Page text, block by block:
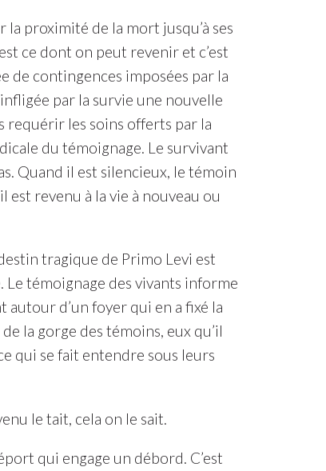
la proximité de la mort jusqu’à ses
ce dont on peut revenir et c’est
de contingences imposées par la
par la survie une nouvelle
requérir les soins offerts par la
du témoignage. Le survivant
Quand il est silencieux, le témoin
est revenu à la vie à nouveau ou
tragique de Primo Levi est
témoignage des vivants informe
autour d’un foyer qui en a fixé la
la gorge des témoins, eux qu’il
qui se fait entendre sous leurs
le tait, cela on le sait.
qui engage un débord. C’est